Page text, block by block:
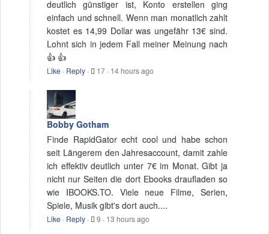
deutlich günstiger ist, Konto erstellen ging
einfach und schnell. Wenn man monatlich zahlt
kostet es 14,99 Dollar was ungefähr 13€ sind.
Lohnt sich in jedem Fall meiner Meinung nach
👍 👍
Like · Reply · 17 · 14 hours ago
Bobby Gotham
Finde RapidGator echt cool und habe schon
seit Längerem den Jahresaccount, damit zahle
ich effektiv deutlich unter 7€ im Monat. Gibt ja
nicht nur Seiten die dort Ebooks draufladen so
wie IBOOKS.TO. Viele neue Filme, Serien,
Spiele, Musik gibt's dort auch....
Like · Reply · 9 · 13 hours ago